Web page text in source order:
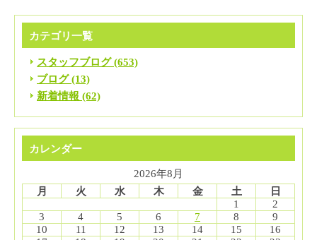
カテゴリ一覧
スタッフブログ (653)
ブログ (13)
新着情報 (62)
カレンダー
2026年8月
月
火 水 木 金 土
日
1
2
3
4 5 6 7 8
9
10
11 12 13 14 15
16